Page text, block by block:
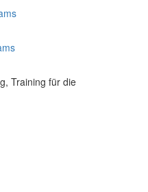
Training für die